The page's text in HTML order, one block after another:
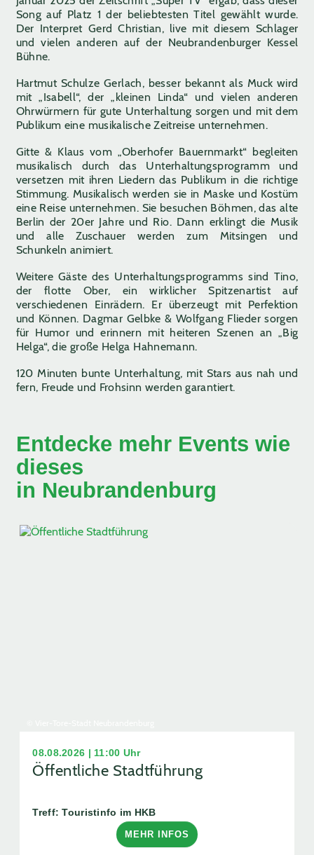
Song auf Platz 1 der beliebtesten Titel gewählt wurde.
Der Interpret Gerd Christian, live mit diesem Schlager
und vielen anderen auf der Neubrandenburger Kessel
Bühne.
Hartmut Schulze Gerlach, besser bekannt als Muck wird
mit „Isabell“, der „kleinen Linda“ und vielen anderen
Ohrwürmern für gute Unterhaltung sorgen und mit dem
Publikum eine musikalische Zeitreise unternehmen.
Gitte & Klaus vom „Oberhofer Bauernmarkt“ begleiten
musikalisch durch das Unterhaltungsprogramm und
versetzen mit ihren Liedern das Publikum in die richtige
Stimmung. Musikalisch werden sie in Maske und Kostüm
eine Reise unternehmen. Sie besuchen Böhmen, das alte
Berlin der 20er Jahre und Rio. Dann erklingt die Musik
und alle Zuschauer werden zum Mitsingen und
Schunkeln animiert.
Weitere Gäste des Unterhaltungsprogramms sind Tino,
der flotte Ober, ein wirklicher Spitzenartist auf
verschiedenen Einrädern. Er überzeugt mit Perfektion
und Können. Dagmar Gelbke & Wolfgang Flieder sorgen
für Humor und erinnern mit heiteren Szenen an „Big
Helga“, die große Helga Hahnemann.
120 Minuten bunte Unterhaltung, mit Stars aus nah und
fern, Freude und Frohsinn werden garantiert.
Entdecke mehr Events wie
dieses
in Neubrandenburg
08.08.2026 | 11:00 Uhr
Öffentliche Stadtführung
Treff: Touristinfo im HKB
MEHR INFOS